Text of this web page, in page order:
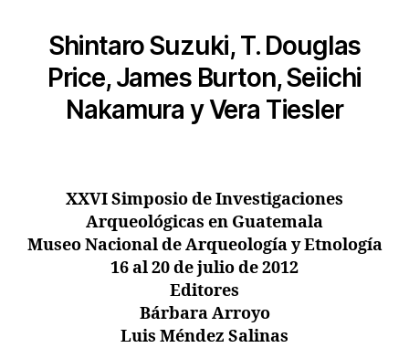
Shintaro Suzuki, T. Douglas
Price, James Burton, Seiichi
Nakamura y Vera Tiesler
XXVI Simposio de Investigaciones
Arqueológicas en Guatemala
Museo Nacional de Arqueología y Etnología
16 al 20 de julio de 2012
Editores
Bárbara Arroyo
Luis Méndez Salinas